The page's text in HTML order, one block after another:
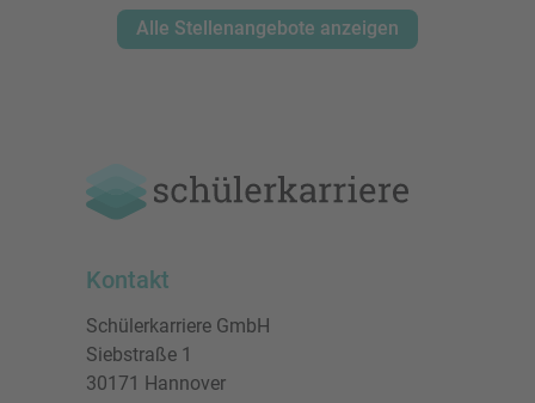
Alle Stellenangebote anzeigen
Kontakt
Schülerkarriere GmbH
Siebstraße 1
30171 Hannover